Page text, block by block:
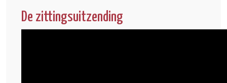
De zittingsuitzending